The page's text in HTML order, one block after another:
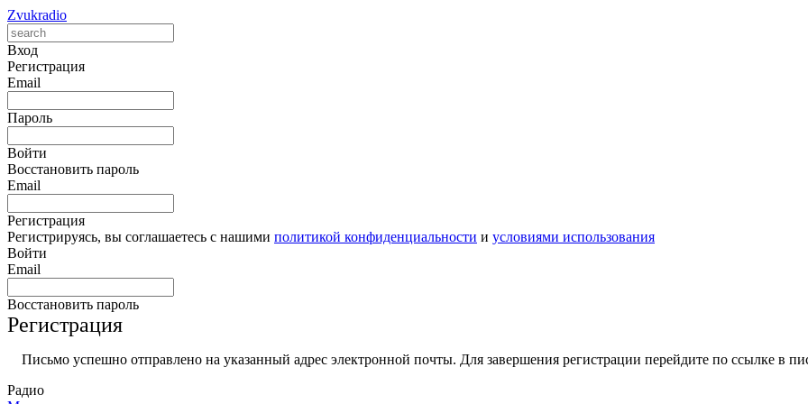
Zvukradio
Вход
Регистрация
Email
Пароль
Войти
Восстановить пароль
Email
Регистрация
Регистрируясь, вы соглашаетесь с нашими политикой конфиденциальности и условиями использования
Войти
Email
Восстановить пароль
Регистрация
Письмо успешно отправлено на указанный адрес электронной почты. Для завершения регистрации перейдите по ссылке в
Радио